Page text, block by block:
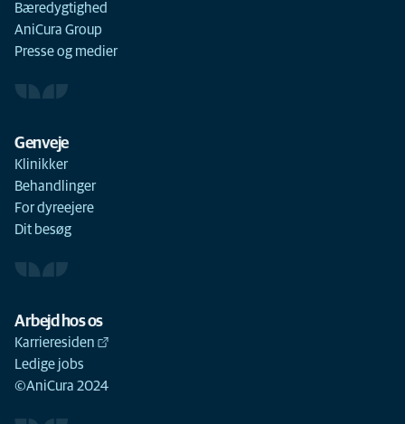
Bæredygtighed
AniCura Group
Presse og medier
Genveje
Klinikker
Behandlinger
For dyreejere
Dit besøg
Arbejd hos os
Karrieresiden
Ledige jobs
©AniCura 2024